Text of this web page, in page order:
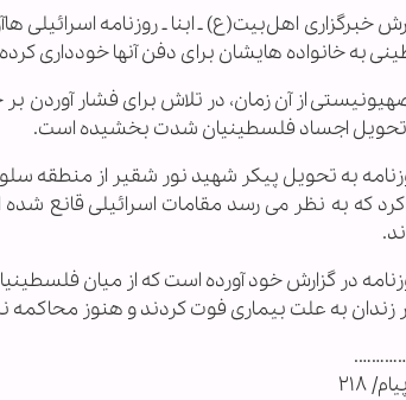
به خانواده هایشان برای دفن آنها خودداری
از آن زمان، در تلاش برای فشار
تحویل اجساد فلسطینیان شدت بخشیده است.
به تحویل پیکر شهید نور شقیر از منطقه
کرد که به نظر می رسد مقامات اسرائیلی قانع
در گزارش خود آورده است که از میان
زندان به علت بیماری فوت کردند و هنوز محاکمه
۲۱۸